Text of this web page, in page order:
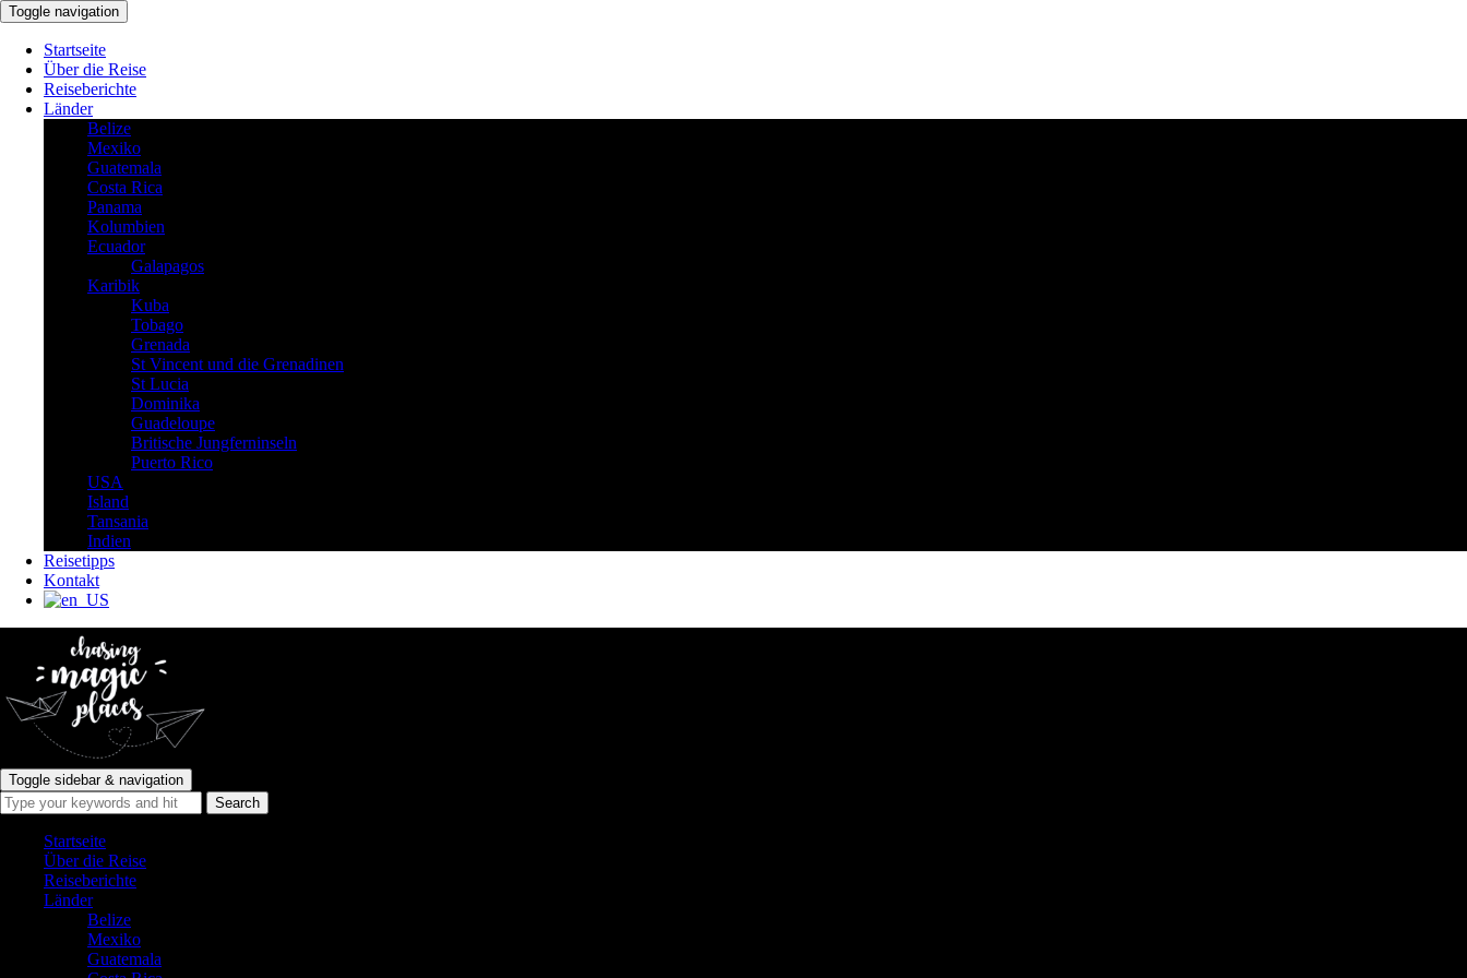
Toggle navigation
Startseite
Über die Reise
Reiseberichte
Länder
Belize
Mexiko
Guatemala
Costa Rica
Panama
Kolumbien
Ecuador
Galapagos
Karibik
Kuba
Tobago
Grenada
St Vincent und die Grenadinen
St Lucia
Dominika
Guadeloupe
Britische Jungferninseln
Puerto Rico
USA
Island
Tansania
Indien
Reisetipps
Kontakt
Toggle sidebar & navigation
Startseite
Über die Reise
Reiseberichte
Länder
Belize
Mexiko
Guatemala